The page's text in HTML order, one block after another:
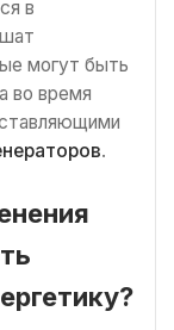
в
могут быть
во время
.